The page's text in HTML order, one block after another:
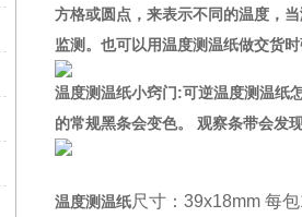
方格或圆点，来表示不同的温度，
监测。也可以用温度测温纸做交货
温度测温纸小窍门:可逆温度测温纸
的常规黑条会变色。 观察条带会发
温度测温纸尺寸：39x18mm 每